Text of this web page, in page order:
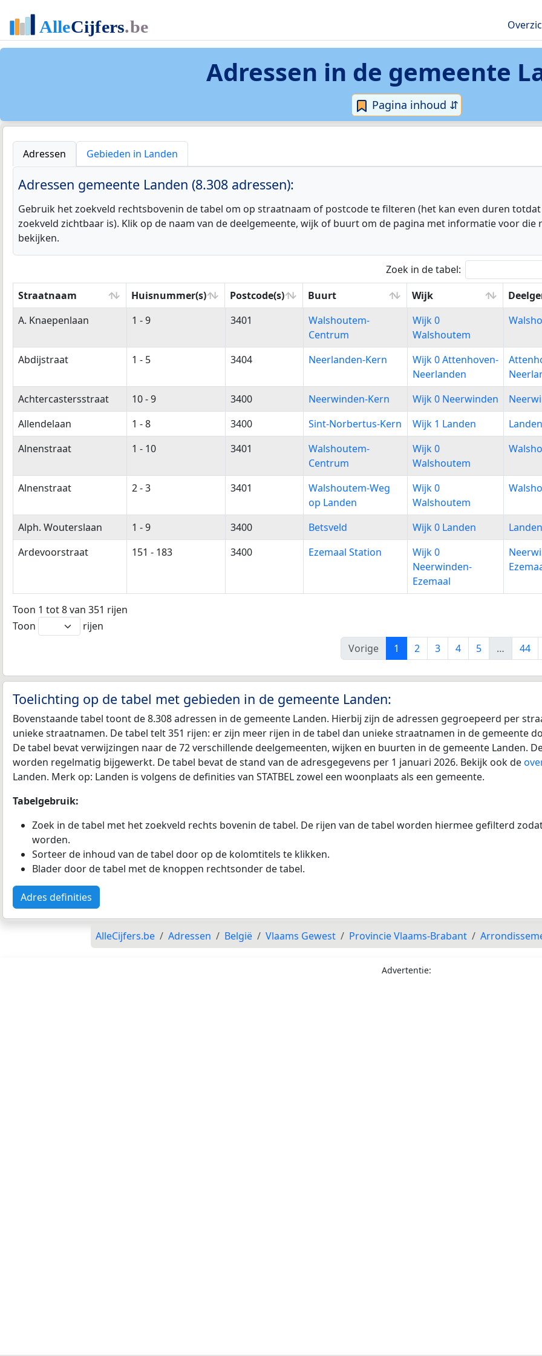
Adressen in de gemeente
Pagina inhoud ⇵
Adressen Gebieden in Landen
Adressen gemeente Landen (8.308 adressen):
Gebruik het zoekveld rechtsbovenin de tabel om op straatnaam of postcode te filteren (het kan even duren
zoekveld zichtbaar is). Klik op de naam van de deelgemeente, wijk of buurt om de pagina met informatie voor die
bekijken.
Zoek in de tabel:
Straatnaam
Huisnummer(s) Postcode(s) Buurt Wijk
Straatnaam
Huisnummer(s) Postcode(s) Buurt Wijk
A. Knaepenlaan 1 - 9 3401
Walshoutem-
Centrum
Wijk 0
Walshoutem
Abdijstraat 1 - 5 3404 Neerlanden-Kern
Wijk 0 Attenhoven-
Neerlanden
Achtercastersstraat
10 - 9 3400 Neerwinden-Kern Wijk 0 Neerwinden
Allendelaan
1 - 8 3400 Sint-Norbertus-Kern Wijk 1 Landen
Landen
Alnenstraat
1 - 10 3401
Walshoutem-
Centrum
Wijk 0
Walshoutem
Alnenstraat 2 - 3 3401
Walshoutem-Weg
op Landen
Wijk 0
Walshoutem
Alph. Wouterslaan 1 - 9 3400 Betsveld Wijk 0 Landen
Landen
Ardevoorstraat
151 - 183 3400 Ezemaal Station
Wijk 0
Neerwinden-
Ezemaal
Toon 1 tot 8 van 351 rijen
Toon
rijen
Vorige
1 2 3 4 5 … 44
Toelichting op de tabel met gebieden in de gemeente Landen:
Bovenstaande tabel toont de 8.308 adressen in de gemeente Landen. Hierbij zijn de adressen gegroepeerd per
unieke straatnamen. De tabel telt 351 rijen: er zijn meer rijen in de tabel dan unieke straatnamen in de gemeente
De tabel bevat verwijzingen naar de 72 verschillende deelgemeenten, wijken en buurten in de gemeente Landen.
worden regelmatig bijgewerkt. De tabel bevat de stand van de adresgegevens per 1 januari 2026. Bekijk ook de
Landen. Merk op: Landen is volgens de definities van STATBEL zowel een woonplaats als een gemeente.
Tabelgebruik:
Zoek in de tabel met het zoekveld rechts bovenin de tabel. De rijen van de tabel worden hiermee gefilterd
worden.
Sorteer de inhoud van de tabel door op de kolomtitels te klikken.
Blader door de tabel met de knoppen rechtsonder de tabel.
Adres definities
AlleCijfers.be Adressen België Vlaams Gewest Provincie Vlaams-Brabant
Advertentie: